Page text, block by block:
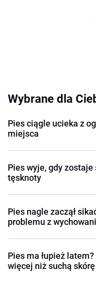
Wybrane dla
Pies ciągle ucieka z
miejsca
Pies wyje, gdy
tęsknoty
Pies nagle zaczął
problemu z
Pies ma łupież
więcej niż suchą skórę